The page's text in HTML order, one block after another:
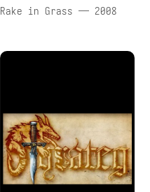
Rake in Grass — 2008